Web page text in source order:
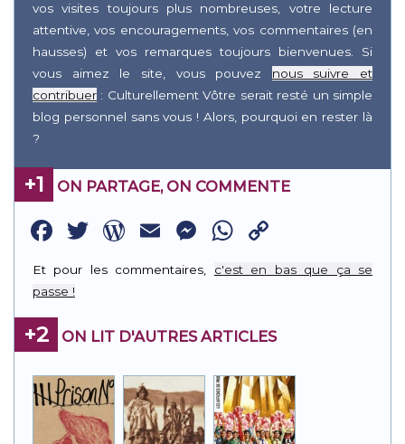
vos visites toujours plus nombreuses, votre lecture
attentive, vos encouragements, vos commentaires (en
hausses) et vos remarques toujours bienvenues. Si
vous aimez le site, vous pouvez nous suivre et
contribuer : Culturellement Vôtre serait resté un simple
blog personnel sans vous ! Alors, pourquoi en rester là
?
+1 ON PARTAGE, ON COMMENTE
Facebook
Twitter
WordPress
EmailMessenger
WhatsApp
Link
Et pour les commentaires, c'est en bas que ça se
passe !
+2 ON LIT D'AUTRES ARTICLES